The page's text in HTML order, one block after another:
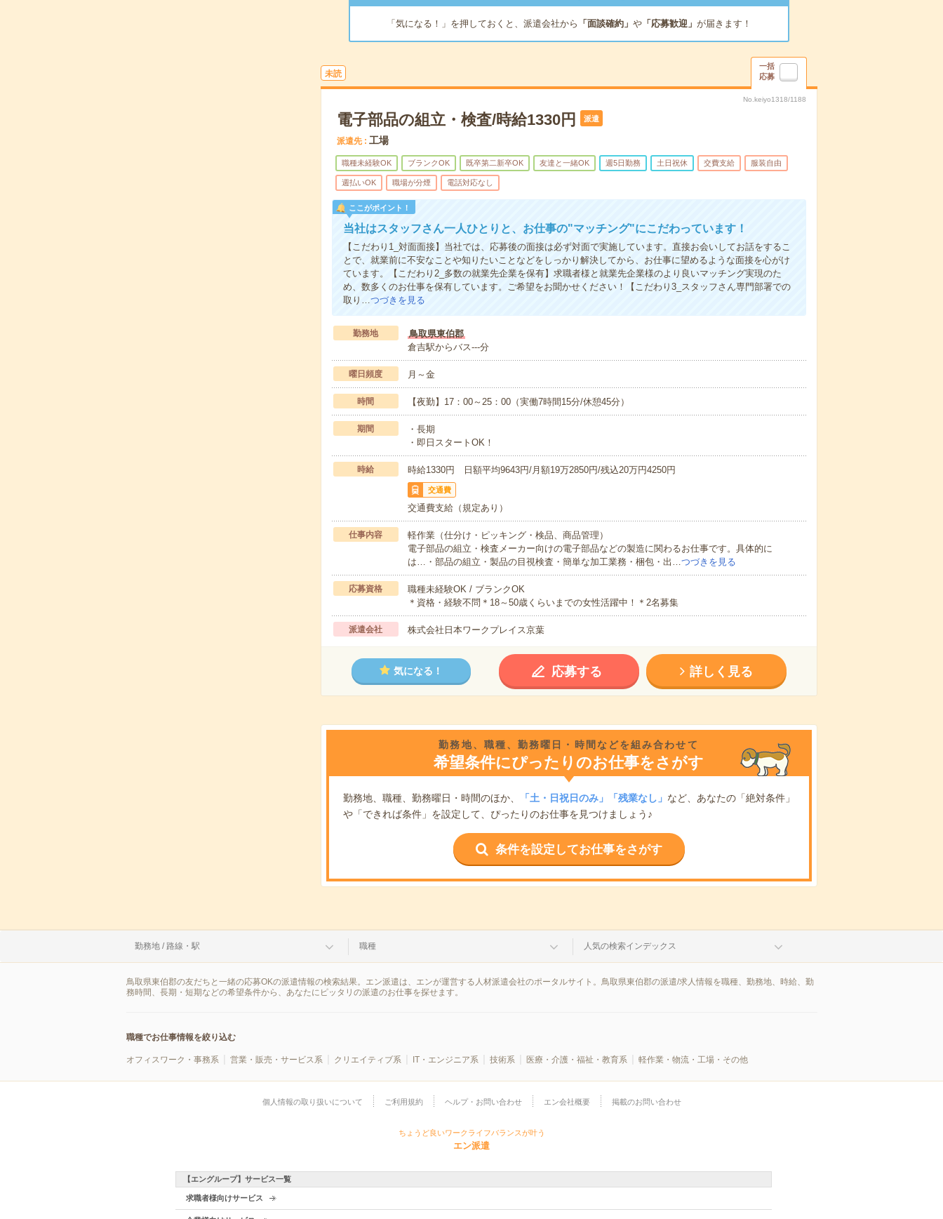
「気になる！」を押しておくと、派遣会社から 「面談確約」 や「応募歓迎」 が届きます！
未読
一括
応募
No.keiyo1318/1188
電子部品の組立・検査/時給1330円 派遣
派遣先 工場
職種未経験OK ブランクOK 既卒第二新卒OK 友達と一緒OK 週5日勤務 土日祝休 交費支給 服装自由
週払いOK 職場が分煙 電話対応なし
ここがポイント！
当社はスタッフさん一人ひとりと、お仕事の"マッチング"にこだわっています！
【こだわり1_対面面接】当社では、応募後の面接は必ず対面で実施しています。直接お会いしてお話をするこ
とで、就業前に不安なことや知りたいことなどをしっかり解決してから、お仕事に望めるような面接を心がけ
ています。【こだわり2_多数の就業先企業を保有】求職者様と就業先企業様のより良いマッチング実現のた
め、数多くのお仕事を保有しています。ご希望をお聞かせください！【こだわり3_スタッフさん専門部署での
取り…つづきを見る
勤務地
鳥取県東伯郡
倉吉駅からバス---分
曜日頻度 月～金
時間 【夜勤】17：00～25：00（実働7時間15分/休憩45分）
期間
・長期
・即日スタートOK！
時給 時給1330円 日額平均9643円/月額19万2850円/残込20万円4250円
交通費
交通費支給（規定あり）
仕事内容
軽作業（仕分け・ピッキング・検品、商品管理）
電子部品の組立・検査メーカー向けの電子部品などの製造に関わるお仕事です。具体的に
は…・部品の組立・製品の目視検査・簡単な加工業務・梱包・出…つづきを見る
応募資格
職種未経験OK / ブランクOK
＊資格・経験不問＊18～50歳くらいまでの女性活躍中！＊2名募集
派遣会社 株式会社日本ワークプレイス京葉
気になる！ 応募する 詳しく見る
勤務地、職種、勤務曜日・時間などを組み合わせて
希望条件にぴったりのお仕事をさがす
勤務地、職種、勤務曜日・時間のほか、 「土・日祝日のみ」「残業なし」 など、あなたの「絶対条件」
や「できれば条件」を設定して、ぴったりのお仕事を見つけましょう♪
条件を設定してお仕事をさがす
勤務地 / 路線・駅 職種 人気の検索インデックス
鳥取県東伯郡の友だちと一緒の応募OKの派遣情報の検索結果。エン派遣は、エンが運営する人材派遣会社のポータルサイト。鳥取県東伯郡の派遣/求人情報を職種、勤務地、時給、勤
務時間、長期・短期などの希望条件から、あなたにピッタリの派遣のお仕事を探せます。
職種でお仕事情報を絞り込む
オフィスワーク・事務系 営業・販売・サービス系 クリエイティブ系 IT・エンジニア系 技術系 医療・介護・福祉・教育系 軽作業・物流・工場・その他
個人情報の取り扱いについて ご利用規約 ヘルプ・お問い合わせ エン会社概要 掲載のお問い合わせ
ちょうど良いワークライフバランスが叶う
エン派遣
【エングループ】サービス一覧
求職者様向けサービス